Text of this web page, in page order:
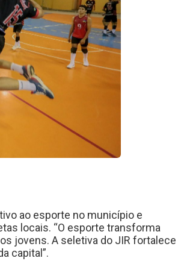
ao esporte no município e
locais. “O esporte transforma
jovens. A seletiva do JIR fortalece
capital”.